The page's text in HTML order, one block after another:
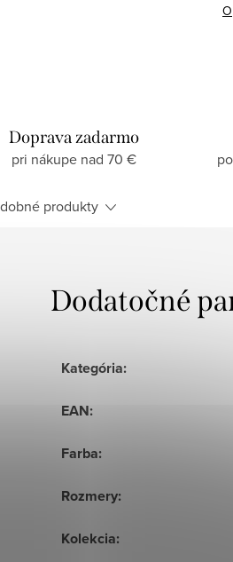
Doprava zadarmo
pri nákupe nad 70 €
produkty
Dodatočné
Kategória:
EAN:
Farba:
Rozmery:
Kolekcia: